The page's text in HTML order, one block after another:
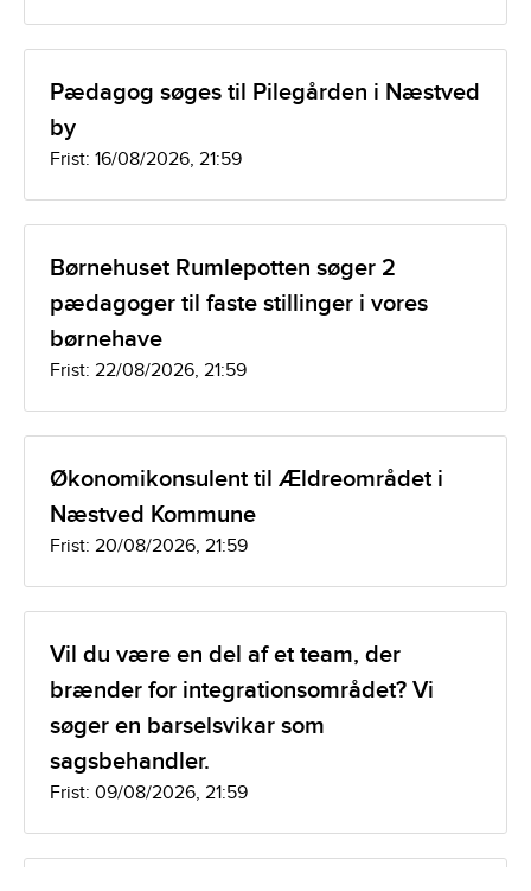
Pædagog søges til Pilegården i Næstved
by
Frist: 16/08/2026, 21:59
Børnehuset Rumlepotten søger 2
pædagoger til faste stillinger i vores
børnehave
Frist: 22/08/2026, 21:59
Økonomikonsulent til Ældreområdet i
Næstved Kommune
Frist: 20/08/2026, 21:59
Vil du være en del af et team, der
brænder for integrationsområdet? Vi
søger en barselsvikar som
sagsbehandler.
Frist: 09/08/2026, 21:59